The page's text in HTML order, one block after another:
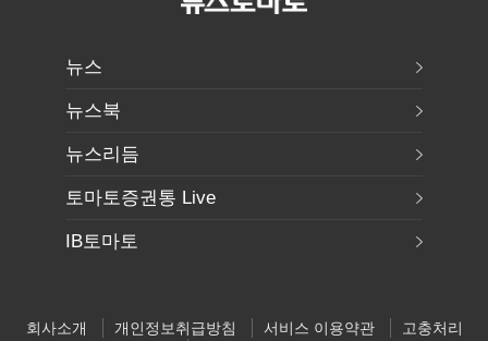
뉴스
뉴스북
뉴스리듬
토마토증권통 Live
IB토마토
회사소개 개인정보취급방침 서비스 이용약관
고충처리